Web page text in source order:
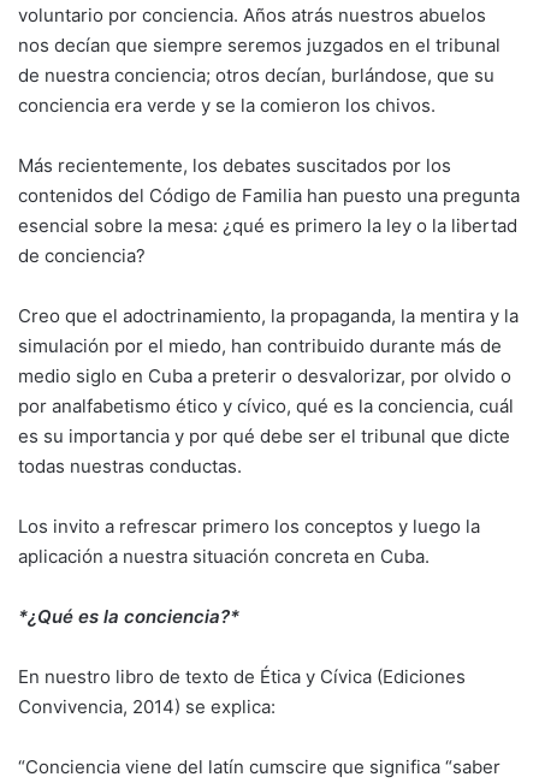
voluntario por conciencia. Años atrás nuestros abuelos
nos decían que siempre seremos juzgados en el tribunal
de nuestra conciencia; otros decían, burlándose, que su
conciencia era verde y se la comieron los chivos.
Más recientemente, los debates suscitados por los
contenidos del Código de Familia han puesto una pregunta
esencial sobre la mesa: ¿qué es primero la ley o la libertad
de conciencia?
Creo que el adoctrinamiento, la propaganda, la mentira y la
simulación por el miedo, han contribuido durante más de
medio siglo en Cuba a preterir o desvalorizar, por olvido o
por analfabetismo ético y cívico, qué es la conciencia, cuál
es su importancia y por qué debe ser el tribunal que dicte
todas nuestras conductas.
Los invito a refrescar primero los conceptos y luego la
aplicación a nuestra situación concreta en Cuba.
*¿Qué es la conciencia?*
En nuestro libro de texto de Ética y Cívica (Ediciones
Convivencia, 2014) se explica:
“Conciencia viene del latín cumscire que significa “saber